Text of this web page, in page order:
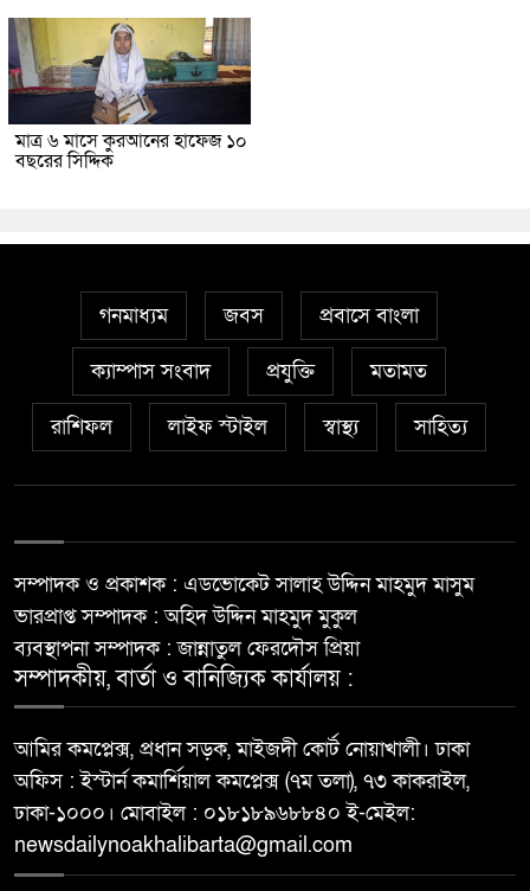
মাত্র ৬ মাসে কুরআনের হাফেজ ১০
বছরের সিদ্দিক
গনমাধ্যম জবস প্রবাসে বাংলা
ক্যাম্পাস সংবাদ প্রযুক্তি মতামত
রাশিফল লাইফ স্টাইল স্বাস্থ্য সাহিত্য
সম্পাদক ও প্রকাশক : এডভোকেট সালাহ উদ্দিন মাহমুদ মাসুম
ভারপ্রাপ্ত সম্পাদক : অহিদ উদ্দিন মাহমুদ মুকুল
ব্যবস্থাপনা সম্পাদক : জান্নাতুল ফেরদৌস প্রিয়া
সম্পাদকীয়, বার্তা ও বানিজ্যিক কার্যালয় :
আমির কমপ্লেক্স, প্রধান সড়ক, মাইজদী কোর্ট নোয়াখালী। ঢাকা
অফিস : ইস্টার্ন কমার্শিয়াল কমপ্লেক্স (৭ম তলা), ৭৩ কাকরাইল,
ঢাকা-১০০০। মোবাইল : ০১৮১৮৯৬৮৮৪০ ই-মেইল:
newsdailynoakhalibarta@gmail.com